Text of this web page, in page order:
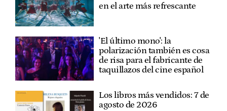
en el arte más refrescante
'El último mono': la
polarización también es cosa
de risa para el fabricante de
taquillazos del cine español
Los libros más vendidos: 7 de
agosto de 2026